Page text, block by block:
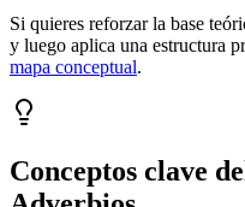
Si quieres reforzar la base
y luego aplica una estructura
mapa conceptual.
Conceptos clave